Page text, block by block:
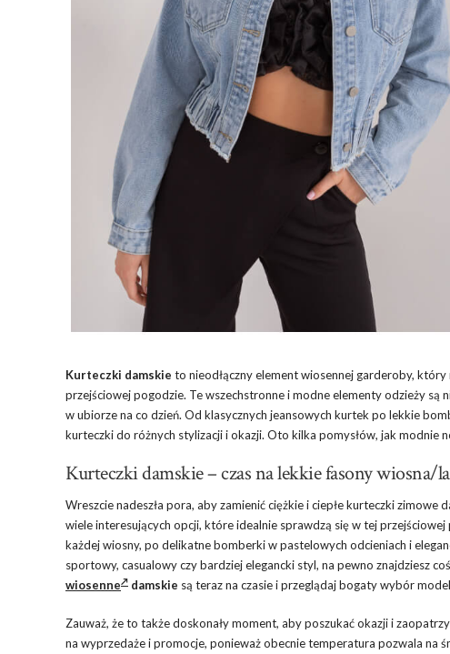
Kurteczki damskie to nieodłączny element wiosennej garderoby,
przejściowej pogodzie. Te wszechstronne i modne elementy odzieży
w ubiorze na co dzień. Od klasycznych jeansowych kurtek po lekkie
kurteczki do różnych stylizacji i okazji. Oto kilka pomysłów, jak modnie
Kurteczki damskie – czas na lekkie fasony wiosna/
Wreszcie nadeszła pora, aby zamienić ciężkie i ciepłe kurteczki
wiele interesujących opcji, które idealnie sprawdzą się w tej
każdej wiosny, po delikatne bomberki w pastelowych odcieniach i
sportowy, casualowy czy bardziej elegancki styl, na pewno znajdziesz
wiosenne
damskie są teraz na czasie i przeglądaj bogaty wybór
Zauważ, że to także doskonały moment, aby poszukać okazji i
na wyprzedaże i promocje, ponieważ obecnie temperatura pozwala na